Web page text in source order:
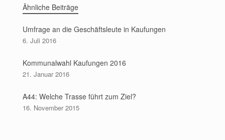
Ähnliche Beiträge
Umfrage an die Geschäftsleute in Kaufungen
6. Juli 2016
Kommunalwahl Kaufungen 2016
21. Januar 2016
A44: Welche Trasse führt zum Ziel?
16. November 2015